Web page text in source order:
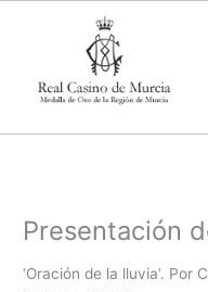
Presentación
‘Oración de la lluvia’. Por